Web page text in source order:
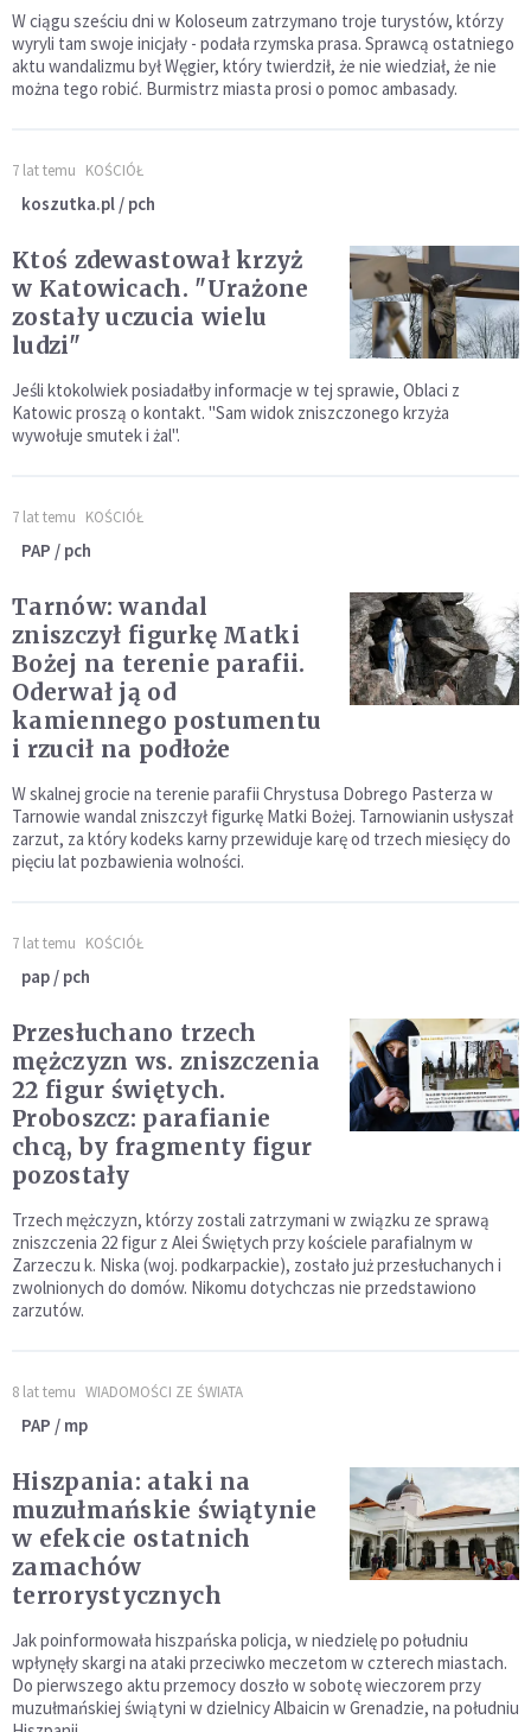
W ciągu sześciu dni w Koloseum zatrzymano troje turystów, którzy
wyryli tam swoje inicjały - podała rzymska prasa. Sprawcą ostatniego
aktu wandalizmu był Węgier, który twierdził, że nie wiedział, że nie
można tego robić. Burmistrz miasta prosi o pomoc ambasady.
7 lat temu KOŚCIÓŁ
koszutka.pl / pch
Ktoś zdewastował krzyż
w Katowicach. "Urażone
zostały uczucia wielu
ludzi"
Jeśli ktokolwiek posiadałby informacje w tej sprawie, Oblaci z
Katowic proszą o kontakt. "Sam widok zniszczonego krzyża
wywołuje smutek i żal".
7 lat temu KOŚCIÓŁ
PAP / pch
Tarnów: wandal
zniszczył figurkę Matki
Bożej na terenie parafii.
Oderwał ją od
kamiennego postumentu
i rzucił na podłoże
W skalnej grocie na terenie parafii Chrystusa Dobrego Pasterza w
Tarnowie wandal zniszczył figurkę Matki Bożej. Tarnowianin usłyszał
zarzut, za który kodeks karny przewiduje karę od trzech miesięcy do
pięciu lat pozbawienia wolności.
7 lat temu KOŚCIÓŁ
pap / pch
Przesłuchano trzech
mężczyzn ws. zniszczenia
22 figur świętych.
Proboszcz: parafianie
chcą, by fragmenty figur
pozostały
Trzech mężczyzn, którzy zostali zatrzymani w związku ze sprawą
zniszczenia 22 figur z Alei Świętych przy kościele parafialnym w
Zarzeczu k. Niska (woj. podkarpackie), zostało już przesłuchanych i
zwolnionych do domów. Nikomu dotychczas nie przedstawiono
zarzutów.
8 lat temu WIADOMOŚCI ZE ŚWIATA
PAP / mp
Hiszpania: ataki na
muzułmańskie świątynie
w efekcie ostatnich
zamachów
terrorystycznych
Jak poinformowała hiszpańska policja, w niedzielę po południu
wpłynęły skargi na ataki przeciwko meczetom w czterech miastach.
Do pierwszego aktu przemocy doszło w sobotę wieczorem przy
muzułmańskiej świątyni w dzielnicy Albaicin w Grenadzie, na południu